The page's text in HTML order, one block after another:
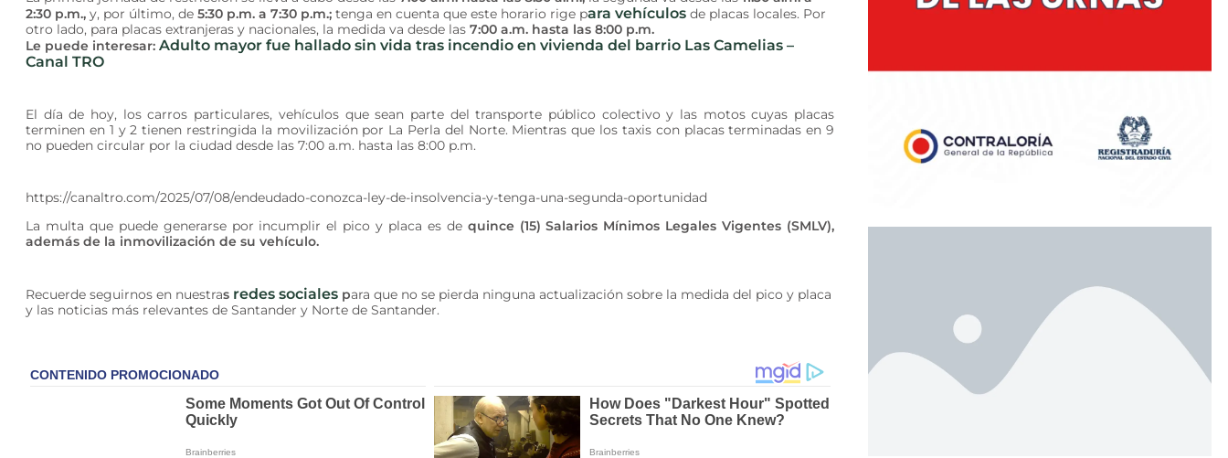
2:30 p.m.,y, por último, de 5:30 p.m. a 7:30 p.m.; tenga en cuenta que este horario rige para vehículos de placas locales. Por
otro lado, para placas extranjeras y nacionales, la medida va desde las 7:00 a.m. hasta las 8:00 p.m.
Le puede interesar:Adulto mayor fue hallado sin vida tras incendio en vivienda del barrio Las Camelias –
Canal TRO
El día de hoy, los carros particulares, vehículos que sean parte del transporte público colectivo y las motos cuyas placas
terminen en 1 y 2 tienen restringida la movilización por La Perla del Norte. Mientras que los taxis con placas terminadas en 9
no pueden circular por la ciudad desde las 7:00 a.m. hasta las 8:00 p.m.
https://canaltro.com/2025/07/08/endeudado-conozca-ley-de-insolvencia-y-tenga-una-segunda-oportunidad
La multa que puede generarse por incumplir el pico y placa es de quince (15) Salarios Mínimos Legales Vigentes (SMLV),
además de la inmovilización de su vehículo.
Recuerde seguirnos en nuestras redes sociales para que no se pierda ninguna actualización sobre la medida del pico y placa
y las noticias más relevantes de Santander y Norte de Santander.